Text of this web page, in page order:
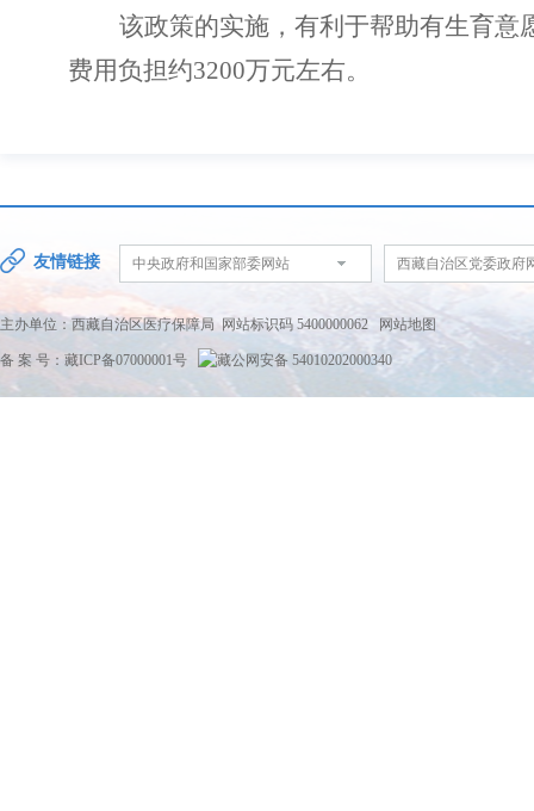
该政策的实施，有利于帮助有生育意
费用负担约3200万元左右。
友情链接 中央政府和国家部委网站 西藏自治区党委政府
主办单位：西藏自治区医疗保障局 网站标识码 5400000062 网站地图
备 案 号：藏ICP备07000001号 藏公网安备 54010202000340